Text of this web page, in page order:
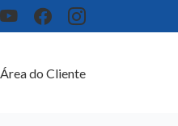
Área do Cliente